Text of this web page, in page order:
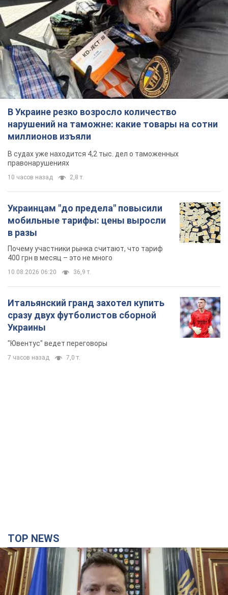
В Украине резко возросло количество
нарушений на таможне: какие товары на сотни
миллионов изъяли
В судах уже находится 4,2 тыс. дел о таможенных
правонарушениях
10 часов назад 2,8 т.
Украинцам "до предела" повысили
мобильные тарифы: цены выросли
в разы
Почему участники рынка считают, что тариф
400 грн в месяц – это не много
10.08.2026 06:20 36,9 т.
Итальянский гранд захотел купить
сразу двух футболистов сборной
Украины
"Ювентус" ведет переговоры
7 часов назад 7,0 т.
TOP NEWS